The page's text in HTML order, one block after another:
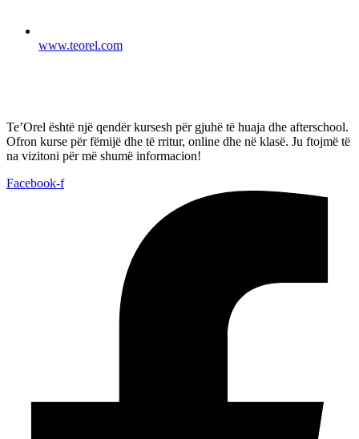
www.teorel.com
Te’Orel është një qendër kursesh për gjuhë të huaja dhe afterschool.
Ofron kurse për fëmijë dhe të rritur, online dhe në klasë. Ju ftojmë të
na vizitoni për më shumë informacion!
Facebook-f